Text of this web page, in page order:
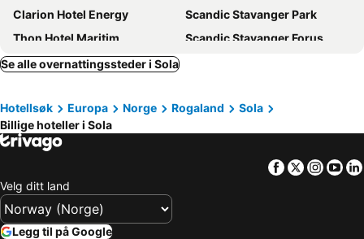
Clarion Hotel Energy
Scandic Stavanger Park
Thon Hotel Maritim
Scandic Stavanger Forus
Home Hotel Skagen Brygge
Hotel Victoria
Smarthotel Forus
Havly Hotell
Thon Hotel Stavanger
Clarion Hotel Stavanger
Quality Hotel Residence
GamlaVærket Gjæstgiveri og Tracteringssted
Quality Airport Hotel Stavanger
Se alle overnattingssteder i Sola
Hotellsøk Europa Norge Rogaland
Sola
Billige hoteller i Sola
Facebook
Twitter
Velg ditt land
Legg til på Google